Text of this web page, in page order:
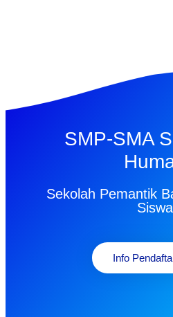
SMP-SMA
Sekolah Pemantik
Siswa
Info